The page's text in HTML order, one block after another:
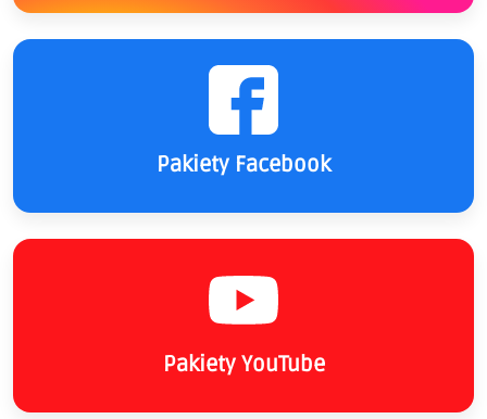
Pakiety Facebook
Pakiety YouTube